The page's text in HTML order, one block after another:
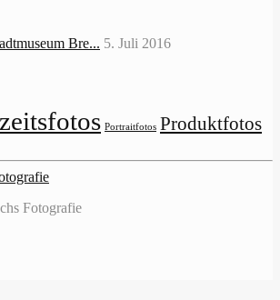
Bre... 5. Juli 2016
Portraitfotos Produktfotos
Fotografie